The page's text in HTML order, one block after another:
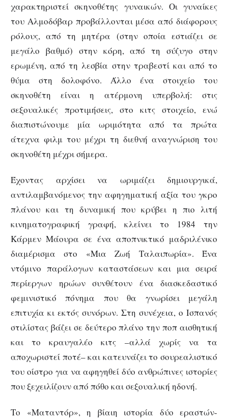
χαρακτηριστεί σκηνοθέτης γυναικών. Οι γυναίκες
του Αλμοδόβαρ προβάλλονται μέσα από διάφορους
ρόλους, από τη μητέρα (στην οποία εστιάζει σε
μεγάλο βαθμό) στην κόρη, από τη σύζυγο στην
ερωμένη, από τη λεσβία στην τραβεστί και από το
θύμα στη δολοφόνο. Άλλο ένα στοιχείο του
σκηνοθέτη είναι η ατέρμονη υπερβολή: στις
σεξουαλικές προτιμήσεις, στο κιτς στοιχείο, ενώ
διαπιστώνουμε μία ωριμότητα από τα πρώτα
άτεχνα φιλμ του μέχρι τη διεθνή αναγνώριση του
σκηνοθέτη μέχρι σήμερα.
Έχοντας αρχίσει να ωριμάζει δημιουργικά,
αντιλαμβανόμενος την αφηγηματική αξία του γκρο
πλάνου και τη δυναμική που κρύβει η πιο λιτή
κινηματογραφική γραφή, κλείνει το 1984 την
Κάρμεν Μάουρα σε ένα αποπνικτικό μαδριλένικο
διαμέρισμα στο «Μια Ζωή Ταλαιπωρία». Ένα
ντόμινο παράλογων καταστάσεων και μια σειρά
περίεργων ηρώων συνθέτουν ένα διασκεδαστικό
φεμινιστικό πόνημα που θα γνωρίσει μεγάλη
επιτυχία κι εκτός συνόρων. Στη συνέχεια, ο Ισπανός
στιλίστας βάζει σε δεύτερο πλάνο την ποπ αισθητική
και το κραυγαλέο κιτς –αλλά χωρίς να τα
αποχωριστεί ποτέ– και κατευνάζει το σουρεαλιστικό
του οίστρο για να αφηγηθεί δύο ανθρώπινες ιστορίες
που ξεχειλίζουν από πόθο και σεξουαλική ηδονή.
Το «Ματαντόρ», η βίαιη ιστορία δύο εραστών-